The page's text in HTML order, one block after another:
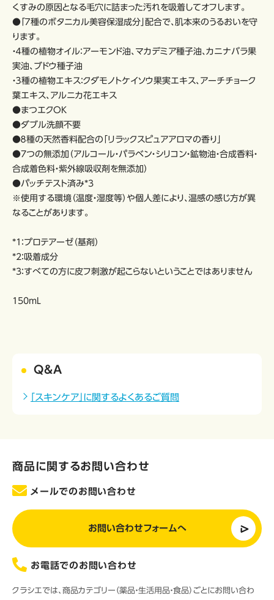
くすみの原因となる毛穴に詰まった汚れを吸着してオフします。
●「７種のボタニカル美容保湿成分」配合で、肌本来のうるおいを守
ります。
・４種の植物オイル：アーモンド油、マカデミア種子油、カニナバラ果
実油、ブドウ種子油
・３種の植物エキス：クダモノトケイソウ果実エキス、アーチチョーク
葉エキス、アルニカ花エキス
●まつエクOK
●ダブル洗顔不要
●８種の天然香料配合の「リラックスピュアアロマの香り」
●7つの無添加（アルコール・パラベン・シリコン・鉱物油・合成香料・
合成着色料・紫外線吸収剤を無添加）
●パッチテスト済み*3
※使用する環境（温度・湿度等）や個人差により、温感の感じ方が異
なることがあります。
*1：プロテアーゼ（基剤）
*2：吸着成分
*3：すべての方に皮フ刺激が起こらないということではありません
150mL
Q&A
「スキンケア」に関するよくあるご質問
商品に関するお問い合わせ
メールでのお問い合わせ
お問い合わせフォームへ
お電話でのお問い合わせ
クラシエでは、商品カテゴリー（薬品・生活用品・食品）ごとにお問い合わ